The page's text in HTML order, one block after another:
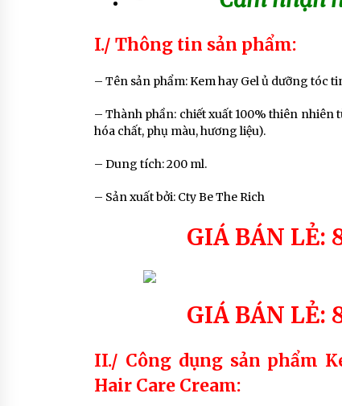
I./ Thông tin sản phẩm:
– Tên sản phẩm: Kem hay Gel ủ dưỡng tóc
– Thành phần: chiết xuất 100% thiên nhiên
hóa chất, phụ màu, hương liệu).
– Dung tích: 200 ml.
– Sản xuất bởi: Cty Be The Rich
GIÁ BÁN LẺ:
GIÁ BÁN LẺ:
II./ Công dụng sản phẩm
Hair Care Cream: